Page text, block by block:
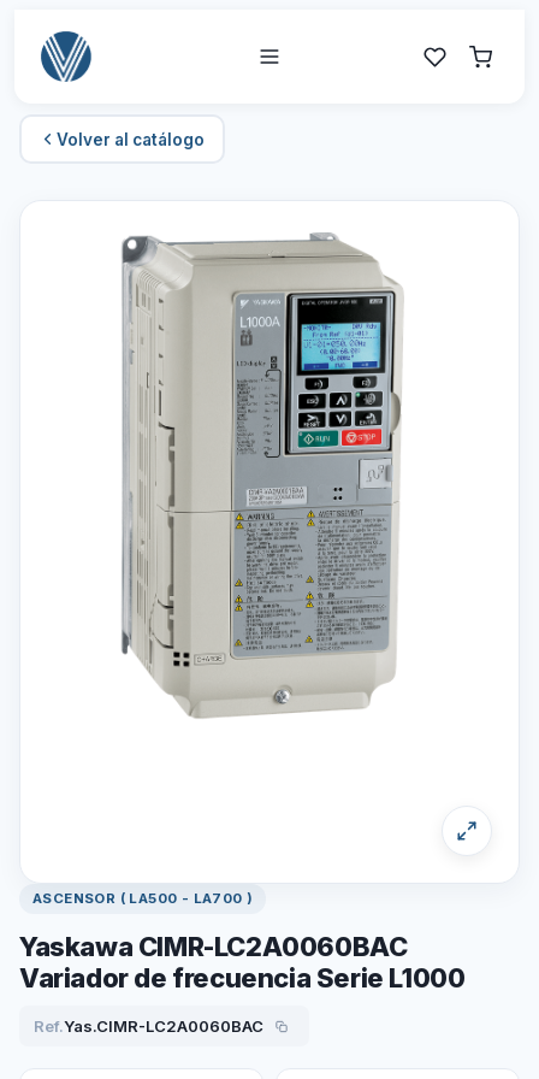
Volver al catálogo
ASCENSOR ( LA500 - LA700 )
Yaskawa CIMR-LC2A0060BAC
Variador de frecuencia Serie L1000
Ref.Yas.CIMR-LC2A0060BAC